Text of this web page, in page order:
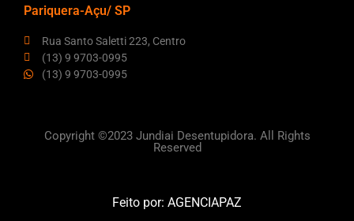
Pariquera-Açu/ SP
Rua Santo Saletti 223, Centro
(13) 9 9703-0995
(13) 9 9703-0995
Copyright ©2023 Jundiai Desentupidora. All Rights
Reserved
Feito por: AGENCIAPAZ